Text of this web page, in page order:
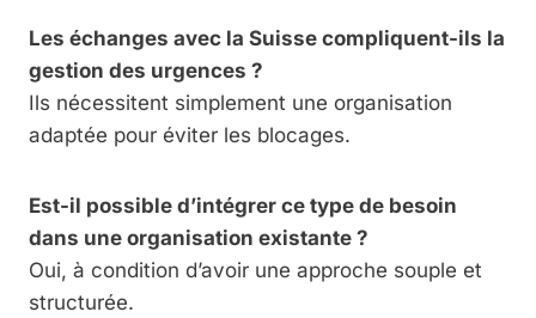
Les échanges avec la Suisse compliquent-ils la
gestion des urgences ?
Ils nécessitent simplement une organisation
adaptée pour éviter les blocages.
Est-il possible d’intégrer ce type de besoin
dans une organisation existante ?
Oui, à condition d’avoir une approche souple et
structurée.